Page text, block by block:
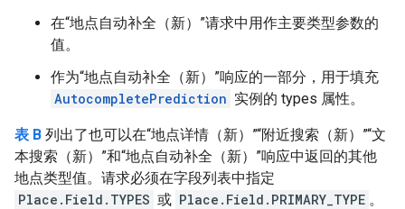
在“地点自动补全（新）”请求中用作主要类型参数的
值。
作为“地点自动补全（新）”响应的一部分，用于填充
AutocompletePrediction 实例的 types 属性。
表 B 列出了也可以在“地点详情（新）”“附近搜索（新）”“文
本搜索（新）”和“地点自动补全（新）”响应中返回的其他
地点类型值。请求必须在字段列表中指定
Place.Field.TYPES 或 Place.Field.PRIMARY_TYPE 。